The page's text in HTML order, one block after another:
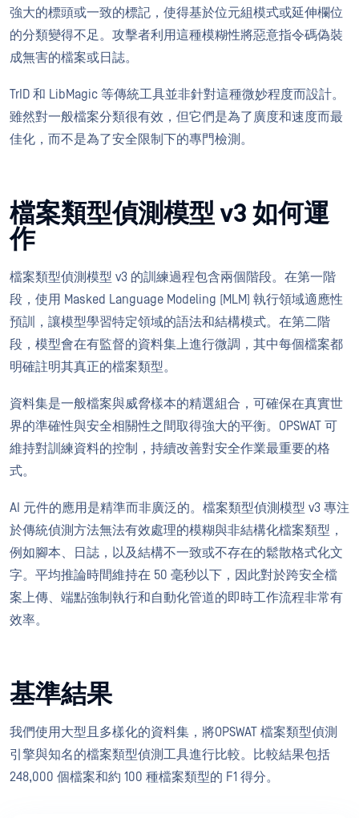
強大的標頭或一致的標記，使得基於位元組模式或延伸欄位
的分類變得不足。攻擊者利用這種模糊性將惡意指令碼偽裝
成無害的檔案或日誌。
TrID 和 LibMagic 等傳統工具並非針對這種微妙程度而設計。
雖然對一般檔案分類很有效，但它們是為了廣度和速度而最
佳化，而不是為了安全限制下的專門檢測。
檔案類型偵測模型 v3 如何運
作
檔案類型偵測模型 v3 的訓練過程包含兩個階段。在第一階
段，使用 Masked Language Modeling (MLM) 執行領域適應性
預訓，讓模型學習特定領域的語法和結構模式。在第二階
段，模型會在有監督的資料集上進行微調，其中每個檔案都
明確註明其真正的檔案類型。
資料集是一般檔案與威脅樣本的精選組合，可確保在真實世
界的準確性與安全相關性之間取得強大的平衡。OPSWAT 可
維持對訓練資料的控制，持續改善對安全作業最重要的格
式。
AI 元件的應用是精準而非廣泛的。檔案類型偵測模型 v3 專注
於傳統偵測方法無法有效處理的模糊與非結構化檔案類型，
例如腳本、日誌，以及結構不一致或不存在的鬆散格式化文
字。平均推論時間維持在 50 毫秒以下，因此對於跨安全檔
案上傳、端點強制執行和自動化管道的即時工作流程非常有
效率。
基準結果
我們使用大型且多樣化的資料集，將OPSWAT 檔案類型偵測
引擎與知名的檔案類型偵測工具進行比較。比較結果包括
248,000 個檔案和約 100 種檔案類型的 F1 得分。